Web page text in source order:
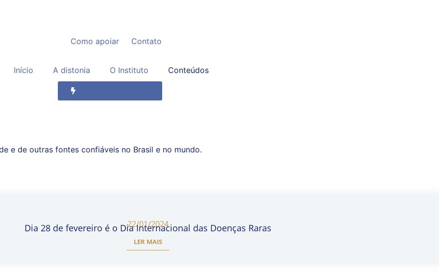
Como apoiar Contato
Início A distonia O Instituto Conteúdos
e de outras fontes confiáveis no Brasil e no mundo.
22/01/2024
Dia 28 de fevereiro é o Dia Internacional das Doenças Raras
LER MAIS